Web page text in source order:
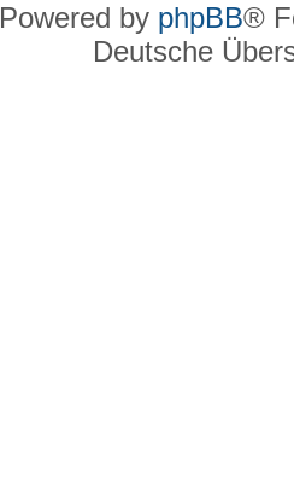
Powered by phpBB®
Deutsche